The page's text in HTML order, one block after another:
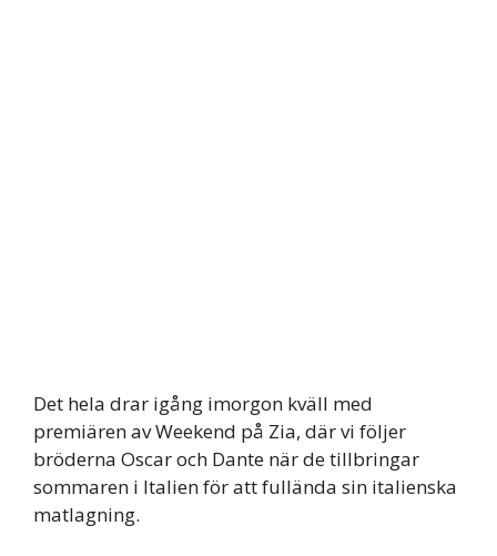
Det hela drar igång imorgon kväll med
premiären av Weekend på Zia, där vi följer
bröderna Oscar och Dante när de tillbringar
sommaren i Italien för att fullända sin italienska
matlagning.